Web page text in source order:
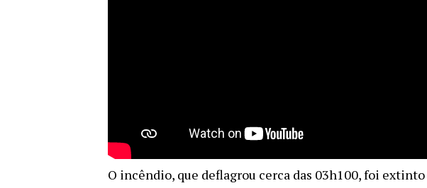
O incêndio, que deflagrou cerca das 03h100, foi extinto